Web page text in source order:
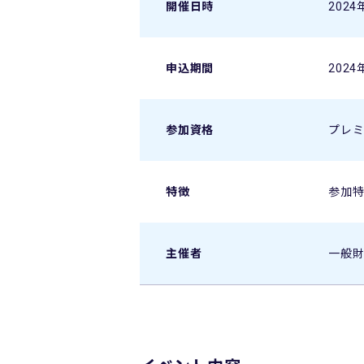
開催日時 2024
申込期間 2024
参加資格 プレ
特徴 参加
主催者 一般